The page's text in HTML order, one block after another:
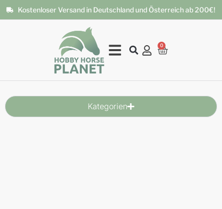
Kostenloser Versand in Deutschland und Österreich ab 200€!
0
Kategorien